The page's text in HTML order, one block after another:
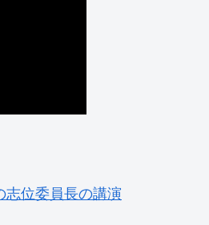
位委員長の講演